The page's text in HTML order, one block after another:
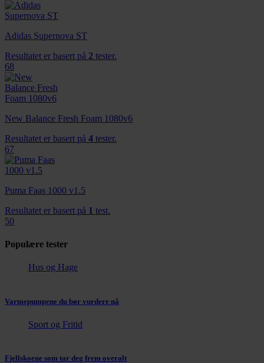
Adidas Supernova ST
Resultatet er basert på 2 tester.
68
New Balance Fresh Foam 1080v6
Resultatet er basert på 4 tester.
67
Puma Faas 1000 v1.5
Resultatet er basert på 1 test.
50
Populære tester
Hus og Hage
Varmepumpene du bør vurdere nå
Sport og Fritid
Fjellskoene som tar deg frem overalt